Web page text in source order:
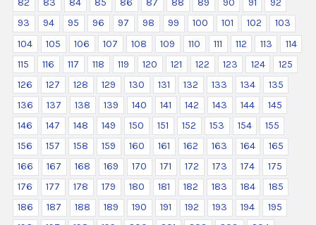
82
83 84 85 86 87 88 89 90 91
92
93
94 95 96 97 98 99 100 101 102
103
104
105 106 107 108 109 110 111 112 113
114
115
116 117 118 119 120 121 122 123 124
125
126
127 128 129 130 131 132 133 134
135
136
137 138 139 140 141 142 143 144
145
146
147 148 149 150 151 152 153 154
155
156
157 158 159 160 161 162 163 164
165
166
167 168 169 170 171 172 173 174
175
176
177 178 179 180 181 182 183 184
185
186
187 188 189 190 191 192 193 194
195